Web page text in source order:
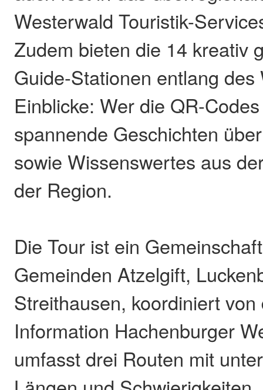
Westerwald Touristik-
Zudem bieten die 14 kreativ
Guide-Stationen entlang des
Einblicke: Wer die QR-
spannende Geschichten
sowie Wissenswertes aus
der Region.
Die Tour ist ein
Gemeinden Atzelgift,
Streithausen, koordiniert von
Information Hachenburger
umfasst drei Routen mit